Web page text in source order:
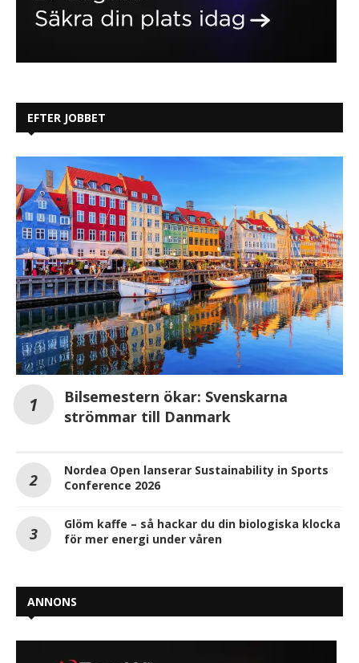
EFTER JOBBET
Bilsemestern ökar: Svenskarna
strömmar till Danmark
Nordea Open lanserar Sustainability in Sports
Conference 2026
Glöm kaffe – så hackar du din biologiska klocka
för mer energi under våren
ANNONS